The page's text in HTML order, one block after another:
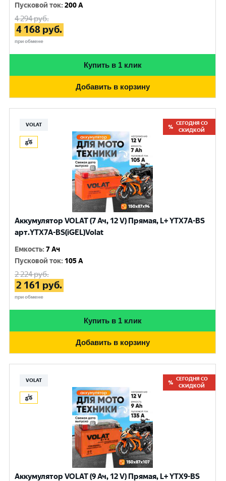
Пусковой ток:200 A
4 294руб.
4 168 руб.
при обмене
Купить в 1 клик
Добавить в корзину
VOLAT
СЕГОДНЯ СО
СКИДКОЙ
Аккумулятор VOLAT (7 Ач, 12 V) Прямая, L+ YTX7A-BS
арт.YTX7A-BS(iGEL)Volat
Емкость:7 Ач
Пусковой ток: 105 A
2 224руб.
2 161 руб.
при обмене
Купить в 1 клик
Добавить в корзину
VOLAT
СЕГОДНЯ СО
СКИДКОЙ
Аккумулятор VOLAT (9 Ач, 12 V) Прямая, L+ YTX9-BS